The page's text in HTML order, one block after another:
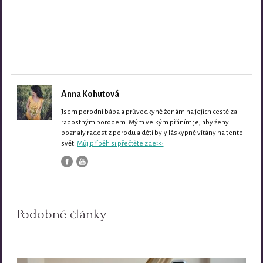
Anna Kohutová
Jsem porodní bába a průvodkyně ženám na jejich cestě za
radostným porodem. Mým velkým přáním je, aby ženy
poznaly radost z porodu a děti byly láskypně vítány na tento
svět.Můj příběh si přečtěte zde>>
Podobné články